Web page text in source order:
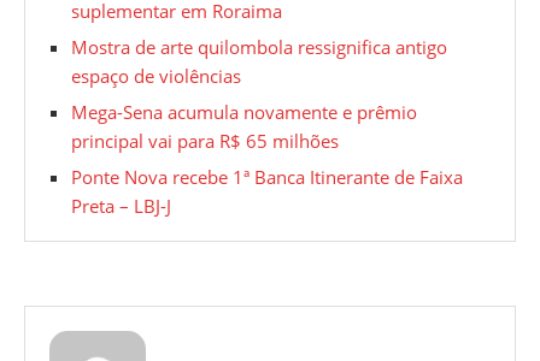
suplementar em Roraima
Mostra de arte quilombola ressignifica antigo
espaço de violências
Mega-Sena acumula novamente e prêmio
principal vai para R$ 65 milhões
Ponte Nova recebe 1ª Banca Itinerante de Faixa
Preta – LBJ-J